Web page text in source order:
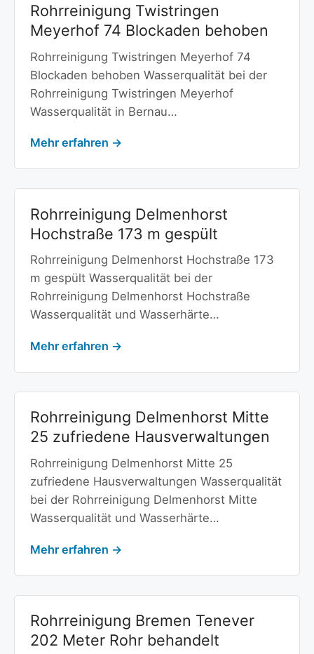
Rohrreinigung Twistringen
Meyerhof 74 Blockaden behoben
Rohrreinigung Twistringen Meyerhof 74
Blockaden behoben Wasserqualität bei der
Rohrreinigung Twistringen Meyerhof
Wasserqualität in Bernau…
Mehr erfahren →
Rohrreinigung Delmenhorst
Hochstraße 173 m gespült
Rohrreinigung Delmenhorst Hochstraße 173
m gespült Wasserqualität bei der
Rohrreinigung Delmenhorst Hochstraße
Wasserqualität und Wasserhärte…
Mehr erfahren →
Rohrreinigung Delmenhorst Mitte
25 zufriedene Hausverwaltungen
Rohrreinigung Delmenhorst Mitte 25
zufriedene Hausverwaltungen Wasserqualität
bei der Rohrreinigung Delmenhorst Mitte
Wasserqualität und Wasserhärte…
Mehr erfahren →
Rohrreinigung Bremen Tenever
202 Meter Rohr behandelt